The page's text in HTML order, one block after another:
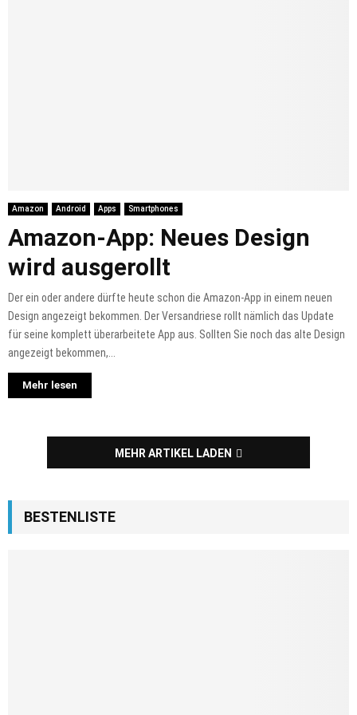
Amazon Android Apps Smartphones
Amazon-App: Neues Design
wird ausgerollt
Der ein oder andere dürfte heute schon die Amazon-App in einem neuen
Design angezeigt bekommen. Der Versandriese rollt nämlich das Update
für seine komplett überarbeitete App aus. Sollten Sie noch das alte Design
angezeigt bekommen,...
Mehr lesen
MEHR ARTIKEL LADEN
BESTENLISTE